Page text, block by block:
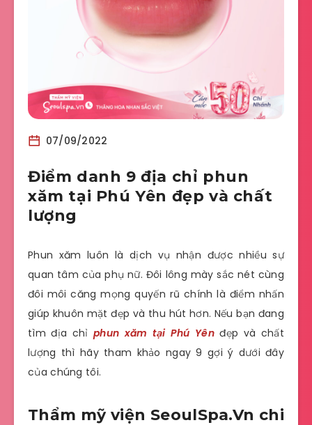
07/09/2022
Điểm danh 9 địa chỉ phun
xăm tại Phú Yên đẹp và chất
lượng
Phun xăm luôn là dịch vụ nhận được nhiều sự
quan tâm của phụ nữ. Đôi lông mày sắc nét cùng
đôi môi căng mọng quyến rũ chính là điểm nhấn
giúp khuôn mặt đẹp và thu hút hơn. Nếu bạn đang
tìm địa chỉphun xăm tại Phú Yênđẹp và chất
lượng thì hãy tham khảo ngay 9 gợi ý dưới đây
của chúng tôi.
Thẩm mỹ viện SeoulSpa.Vn chi